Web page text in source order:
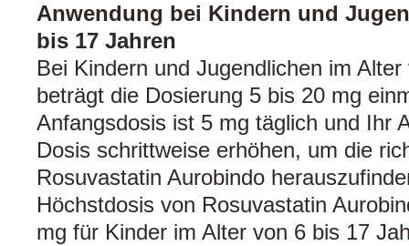
Anwendung bei Kindern und
bis 17 Jahren
Bei Kindern und Jugendlichen im
beträgt die Dosierung 5 bis 20 mg
Anfangsdosis ist 5 mg täglich und Ihr
Dosis schrittweise erhöhen, um die
Rosuvastatin Aurobindo
Höchstdosis von Rosuvastatin
mg für Kinder im Alter von 6 bis 17